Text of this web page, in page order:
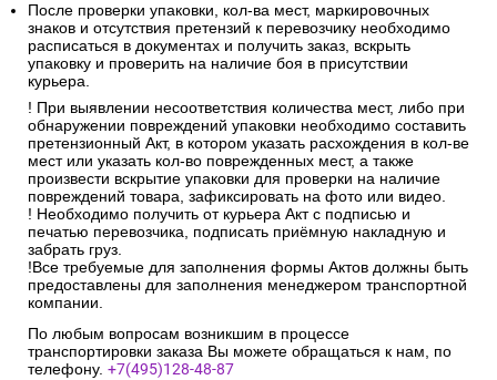
После проверки упаковки, кол-ва мест, маркировочных
знаков и отсутствия претензий к перевозчику необходимо
расписаться в документах и получить заказ, вскрыть
упаковку и проверить на наличие боя в присутствии
курьера.
! При выявлении несоответствия количества мест, либо при
обнаружении повреждений упаковки необходимо составить
претензионный Акт, в котором указать расхождения в кол-ве
мест или указать кол-во поврежденных мест, а также
произвести вскрытие упаковки для проверки на наличие
повреждений товара, зафиксировать на фото или видео.
! Необходимо получить от курьера Акт с подписью и
печатью перевозчика, подписать приёмную накладную и
забрать груз.
!Все требуемые для заполнения формы Актов должны быть
предоставлены для заполнения менеджером транспортной
компании.
По любым вопросам возникшим в процессе
транспортировки заказа Вы можете обращаться к нам, по
телефону. +7(495)128-48-87